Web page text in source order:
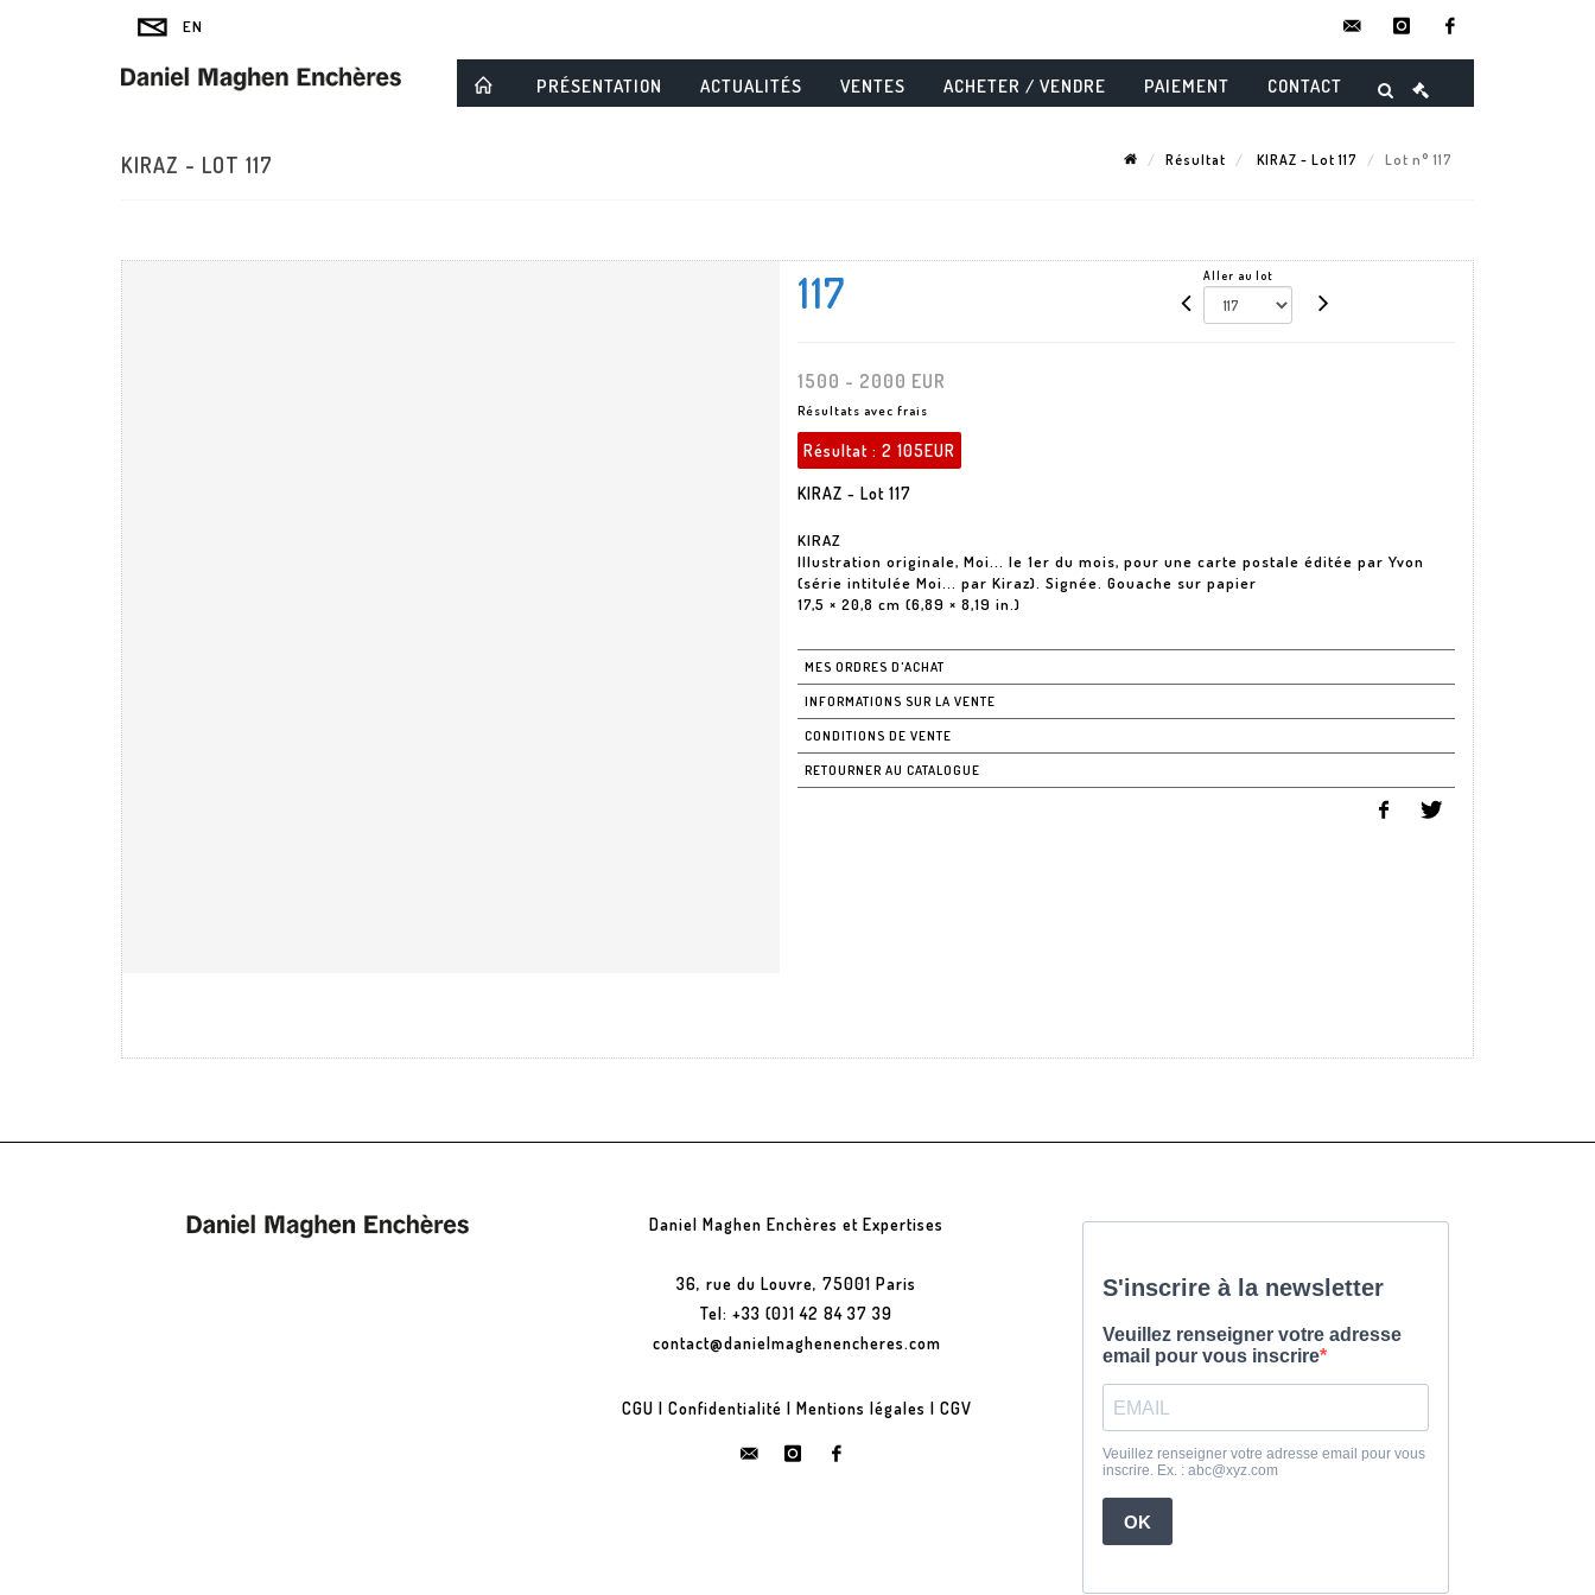
instagram
PRÉSENTATION ACTUALITÉS VENTES ACHETER / VENDRE PAIEMENT CONTACT
KIRAZ - LOT 117 Résultat KIRAZ - Lot 117 Lot n° 117
117 Aller au lot
1500 - 2000 EUR
Résultats avec frais
Résultat : 2 105EUR
KIRAZ - Lot 117
KIRAZ
Illustration originale, Moi... le 1er du mois, pour une carte postale éditée par Yvon
(série intitulée Moi... par Kiraz). Signée. Gouache sur papier
MES ORDRES D'ACHAT
INFORMATIONS SUR LA VENTE
CONDITIONS DE VENTE
RETOURNER AU CATALOGUE
Daniel Maghen Enchères et Expertises
36, rue du Louvre, 75001 Paris
Tel: +33 (0)1 42 84 37 39
contact@danielmaghenencheres.com
CGU | Confidentialité | Mentions légales | CGV